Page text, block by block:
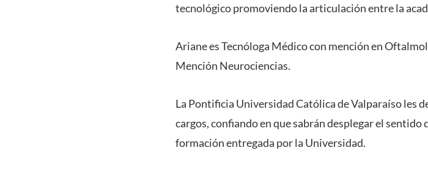
tecnológico promoviendo la articulación entre la
Ariane es Tecnóloga Médico con mención en
Mención Neurociencias.
La Pontificia Universidad Católica de Valparaíso les
cargos, confiando en que sabrán desplegar el
formación entregada por la Universidad.